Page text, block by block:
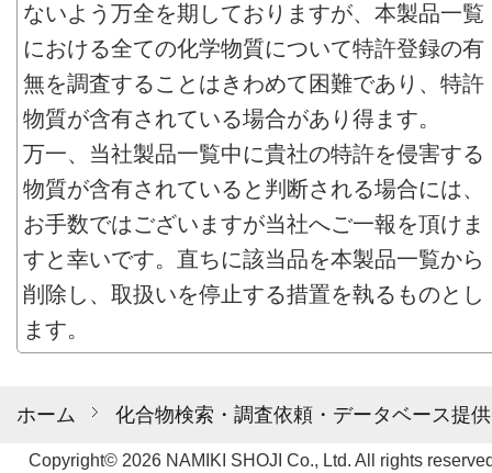
ホーム 化合物検索・調査依頼・データベース提供
ないよう万全を期しておりますが、本製品一覧
における全ての化学物質について特許登録の有
無を調査することはきわめて困難であり、特許
物質が含有されている場合があり得ます。
万一、当社製品一覧中に貴社の特許を侵害する
物質が含有されていると判断される場合には、
お手数ではございますが当社へご一報を頂けま
すと幸いです。直ちに該当品を本製品一覧から
削除し、取扱いを停止する措置を執るものとし
ます。
Copyright© 2026 NAMIKI SHOJI Co., Ltd. All rights